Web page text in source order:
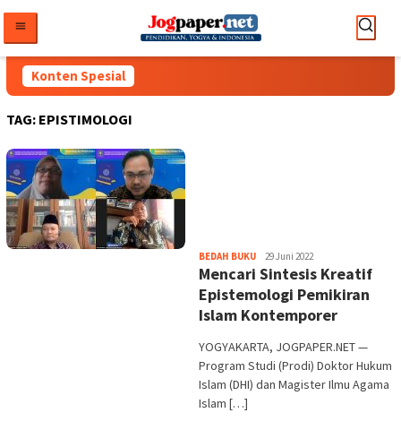
konten
Konten Spesial
TAG: EPISTIMOLOGI
BEDAH BUKUHeri
Purwata
29 Juni 2022
Mencari Sintesis Kreatif
Epistemologi Pemikiran
Islam Kontemporer
YOGYAKARTA, JOGPAPER.NET —
Program Studi (Prodi) Doktor Hukum
Islam (DHI) dan Magister Ilmu Agama
Islam […]